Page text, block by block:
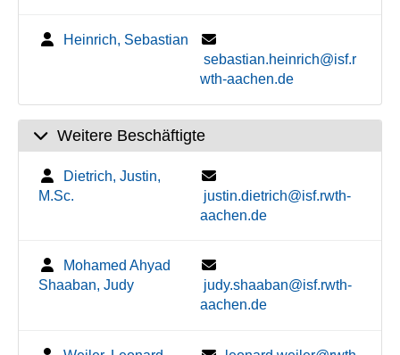
Heinrich, Sebastian
sebastian.heinrich@isf.r
wth-aachen.de
Weitere Beschäftigte
Dietrich, Justin,
M.Sc.
justin.dietrich@isf.rwth-
aachen.de
Mohamed Ahyad
Shaaban, Judy
judy.shaaban@isf.rwth-
aachen.de